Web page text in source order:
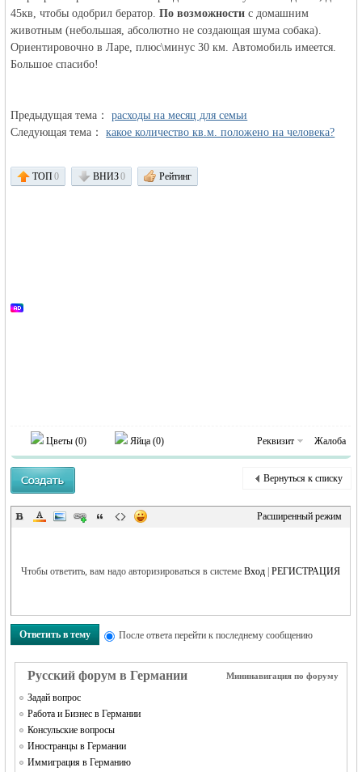
объявления в
45кв, чтобы одобрил бератор.По возможности с домашним
животным (небольшая, абсолютно не создающая шума собака).
Ориентировочно в Ларе, плюс\минус 30 км. Автомобиль имеется.
Большое спасибо!
Предыдущая тема：расходы на месяц для семьи
Следующая тема：какое количество кв.м. положено на человека?
ТОП0 ВНИЗ0 Рейтинг
Цветы (0) Яйца (0) Реквизит Жалоба
Вернуться к списку
Расширенный режим
Чтобы ответить, вам надо авторизироваться в системеВход |РЕГИСТРАЦИЯ
Ответить в тему После ответа перейти к последнему сообщению
Русский форум в Германии Мининавигация по форуму
Задай вопрос
Работа и Бизнес в Германии
Консульские вопросы
Иностранцы в Германии
Иммиграция в Германию